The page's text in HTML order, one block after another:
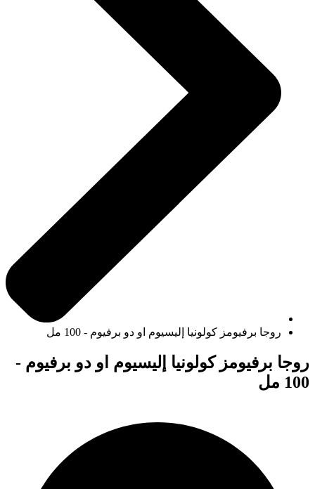
روجا برفيومز كولونيا إليسيوم او دو برفيوم - 100 مل
روجا برفيومز كولونيا إليسيوم او دو برفيوم -
100 مل